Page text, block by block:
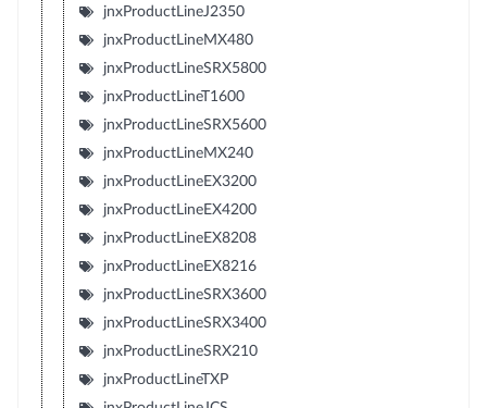
jnxProductLineJ2350
jnxProductLineMX480
jnxProductLineSRX5800
jnxProductLineT1600
jnxProductLineSRX5600
jnxProductLineMX240
jnxProductLineEX3200
jnxProductLineEX4200
jnxProductLineEX8208
jnxProductLineEX8216
jnxProductLineSRX3600
jnxProductLineSRX3400
jnxProductLineSRX210
jnxProductLineTXP